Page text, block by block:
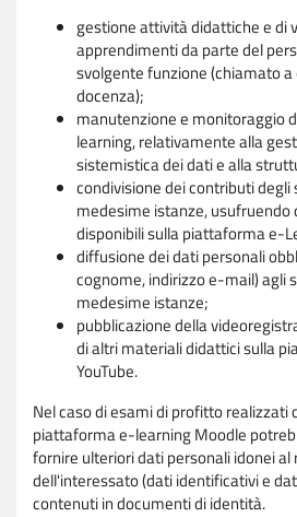
gestione attività didattiche e di
apprendimenti da parte del
svolgente funzione (chiamato
docenza);
manutenzione e monitoraggio
learning, relativamente alla
sistemistica dei dati e alla
condivisione dei contributi
medesime istanze,
disponibili sulla piattaforma e-
diffusione dei dati personali
cognome, indirizzo e-mail) agli
medesime istanze;
pubblicazione della
di altri materiali didattici sulla
YouTube.
Nel caso di esami di profitto realizzati
piattaforma e-learning Moodle
fornire ulteriori dati personali idonei
dell'interessato (dati identificativi e
contenuti in documenti di identità.